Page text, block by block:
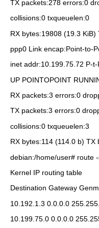
TX packets:278 errors:0
collisions:0 txqueuelen:0
RX bytes:19808 (19.3
ppp0 Link encap:Point-to-
inet addr:10.199.75.72 P-
UP POINTOPOINT
RX packets:3 errors:0
TX packets:3 errors:0
collisions:0 txqueuelen:3
RX bytes:114 (114.0 b) TX
debian:/home/user# route
Kernel IP routing table
Destination Gateway
10.192.1.3 0.0.0.0
10.199.75.0 0.0.0.0